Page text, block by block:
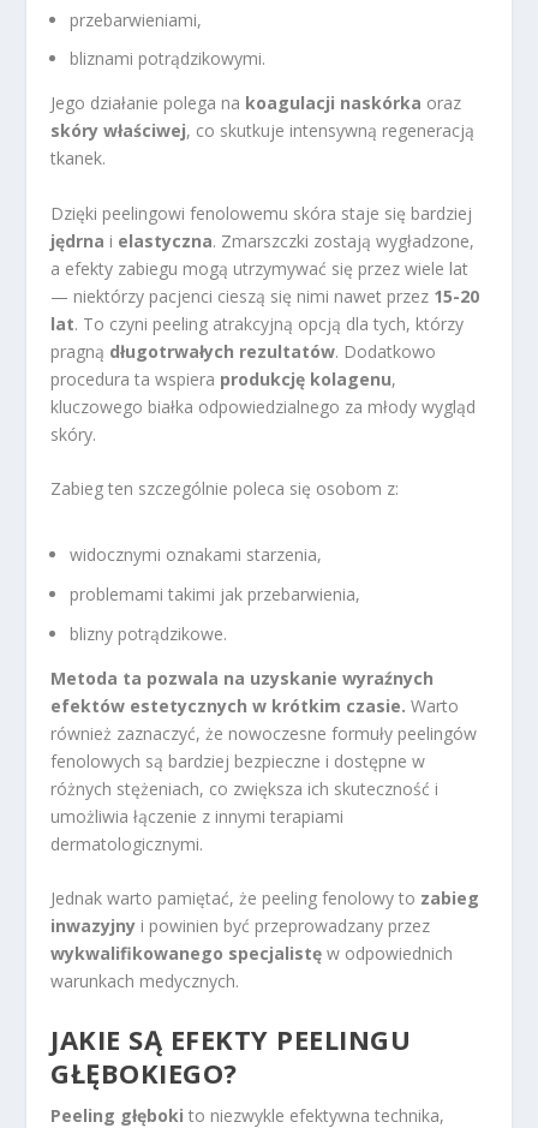
przebarwieniami,
bliznami potrądzikowymi.
Jego działanie polega na koagulacji naskórka oraz
skóry właściwej, co skutkuje intensywną regeneracją
tkanek.
Dzięki peelingowi fenolowemu skóra staje się bardziej
jędrna i elastyczna. Zmarszczki zostają wygładzone,
a efekty zabiegu mogą utrzymywać się przez wiele lat
— niektórzy pacjenci cieszą się nimi nawet przez 15-20
lat. To czyni peeling atrakcyjną opcją dla tych, którzy
pragną długotrwałych rezultatów. Dodatkowo
procedura ta wspiera produkcję kolagenu,
kluczowego białka odpowiedzialnego za młody wygląd
skóry.
Zabieg ten szczególnie poleca się osobom z:
widocznymi oznakami starzenia,
problemami takimi jak przebarwienia,
blizny potrądzikowe.
Metoda ta pozwala na uzyskanie wyraźnych
efektów estetycznych w krótkim czasie. Warto
również zaznaczyć, że nowoczesne formuły peelingów
fenolowych są bardziej bezpieczne i dostępne w
różnych stężeniach, co zwiększa ich skuteczność i
umożliwia łączenie z innymi terapiami
dermatologicznymi.
Jednak warto pamiętać, że peeling fenolowy to zabieg
inwazyjny i powinien być przeprowadzany przez
wykwalifikowanego specjalistę w odpowiednich
warunkach medycznych.
JAKIE SĄ EFEKTY PEELINGU
GŁĘBOKIEGO?
Peeling głęboki to niezwykle efektywna technika,